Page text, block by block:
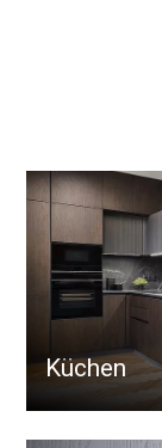
Küchen